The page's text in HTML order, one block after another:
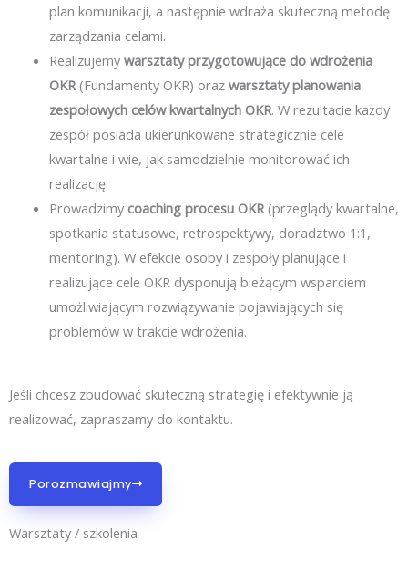
plan komunikacji, a następnie wdraża skuteczną metodę
zarządzania celami.
Realizujemy warsztaty przygotowujące do wdrożenia
OKR(Fundamenty OKR) oraz warsztaty planowania
zespołowych celów kwartalnych OKR. W rezultacie każdy
zespół posiada ukierunkowane strategicznie cele
kwartalne i wie, jak samodzielnie monitorować ich
realizację.
Prowadzimy coaching procesu OKR (przeglądy kwartalne,
spotkania statusowe, retrospektywy, doradztwo 1:1,
mentoring). W efekcie osoby i zespoły planujące i
realizujące cele OKR dysponują bieżącym wsparciem
umożliwiającym rozwiązywanie pojawiających się
problemów w trakcie wdrożenia.
Jeśli chcesz zbudować skuteczną strategię i efektywnie ją
realizować, zapraszamy do kontaktu.
Porozmawiajmy
Warsztaty / szkolenia